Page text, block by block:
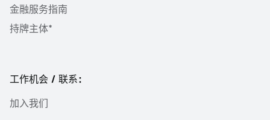
金融服务指南
持牌主体*
工作机会 / 联系：
加入我们